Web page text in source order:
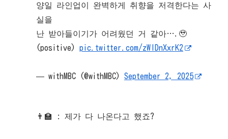
양일 라인업이 완벽하게 취향을 저격한다는 사
실을
난 받아들이기가 어려웠던 거 같아….🥹
(positive) pic.twitter.com/zWIDnXxrK2
— withMBC (@withMBC) September 2, 2025
👨‍🏫 : 제가 다 나온다고 했죠?